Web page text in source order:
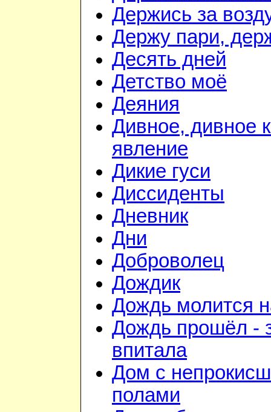
Держись за
Держу пари,
Десять дней
Детство моё
Деяния
Дивное, дивное
явление
Дикие гуси
Диссиденты
Дневник
Дни
Доброволец
Дождик
Дождь молится
Дождь прошёл -
впитала
Дом с
полами